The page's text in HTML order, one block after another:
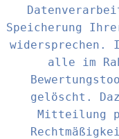
Speicherung
widersprechen.
alle im
gelöscht.
Mitteilung